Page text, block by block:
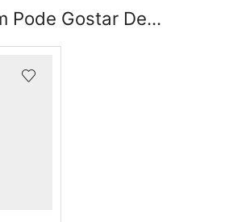
Pode Gostar De...